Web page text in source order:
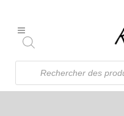
Recherche
produits